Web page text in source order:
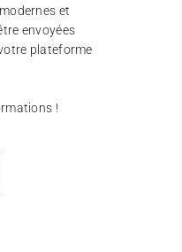
et
envoyées
plateforme
!